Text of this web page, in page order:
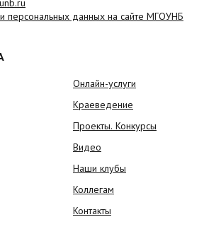
персональных данных на сайте МГОУНБ
Онлайн-услуги
Краеведение
Проекты. Конкурсы
Видео
Наши клубы
Коллегам
Контакты